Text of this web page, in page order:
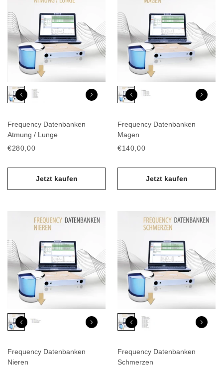
Frequency Datenbanken
Atmung / Lunge
€280,00
Jetzt kaufen
Frequency Datenbanken
Magen
€140,00
Jetzt kaufen
Frequency Datenbanken
Nieren
Frequency Datenbanken
Schmerzen